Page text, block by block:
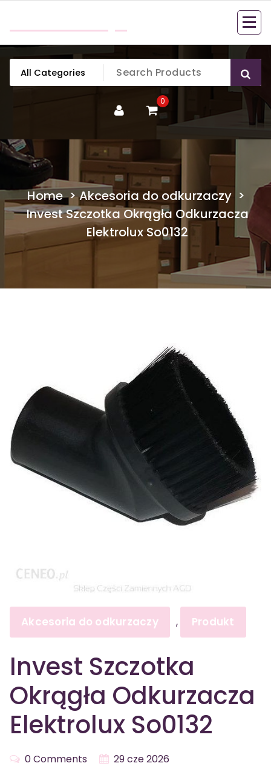
content
0
Home>Akcesoria do odkurzaczy>
Invest Szczotka Okrągła Odkurzacza
Elektrolux So0132
Akcesoria do odkurzaczy , Produkt
Invest Szczotka
Okrągła Odkurzacza
Elektrolux So0132
0 Comments 29 cze 2026